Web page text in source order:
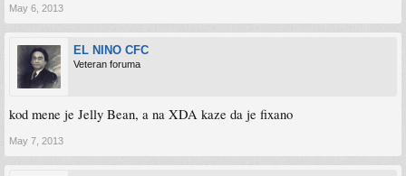
May 6, 2013
EL NINO CFC
Veteran foruma
kod mene je Jelly Bean, a na XDA kaze da je fixano
May 7, 2013